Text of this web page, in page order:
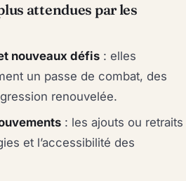
attendues par les
nouveaux défis : elles
un passe de combat, des
renouvelée.
: les ajouts ou retraits
et l’accessibilité des